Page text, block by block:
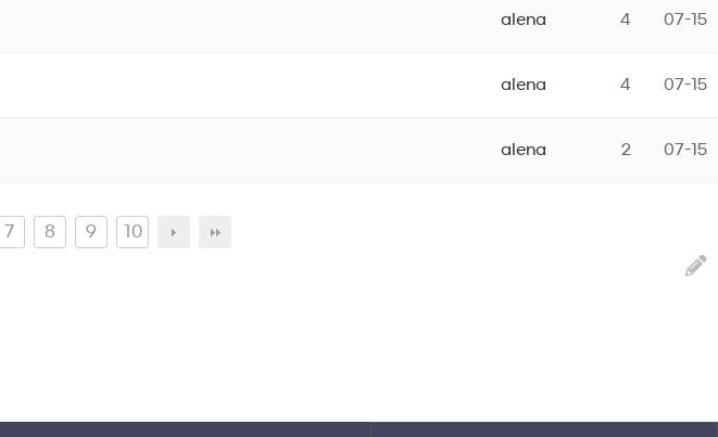
alena 4 07-15
alena 4 07-15
alena 2 07-15
7 8 9 10